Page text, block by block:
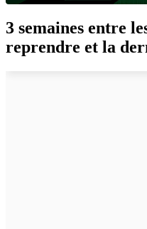
3 semaines entre
reprendre et la